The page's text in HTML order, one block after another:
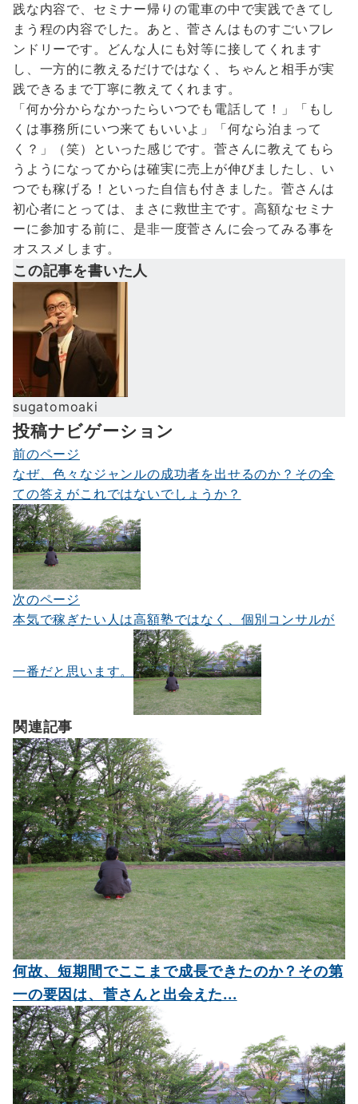
践な内容で、セミナー帰りの電車の中で実践できてし
まう程の内容でした。あと、菅さんはものすごいフレ
ンドリーです。どんな人にも対等に接してくれます
し、一方的に教えるだけではなく、ちゃんと相手が実
践できるまで丁寧に教えてくれます。
「何か分からなかったらいつでも電話して！」「もし
くは事務所にいつ来てもいいよ」「何なら泊まって
く？」（笑）といった感じです。菅さんに教えてもら
うようになってからは確実に売上が伸びましたし、い
つでも稼げる！といった自信も付きました。菅さんは
初心者にとっては、まさに救世主です。高額なセミナ
ーに参加する前に、是非一度菅さんに会ってみる事を
オススメします。
この記事を書いた人
sugatomoaki
投稿ナビゲーション
前のページ
なぜ、色々なジャンルの成功者を出せるのか？その全
ての答えがこれではないでしょうか？
次のページ
本気で稼ぎたい人は高額塾ではなく、個別コンサルが
一番だと思います。
関連記事
何故、短期間でここまで成長できたのか？その第
一の要因は、菅さんと出会えた...